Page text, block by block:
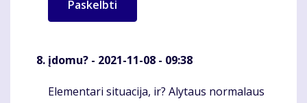
įdomu? - 2021-11-08 - 09:38
Komentaras
Elementari situacija, ir? Alytaus normalaus